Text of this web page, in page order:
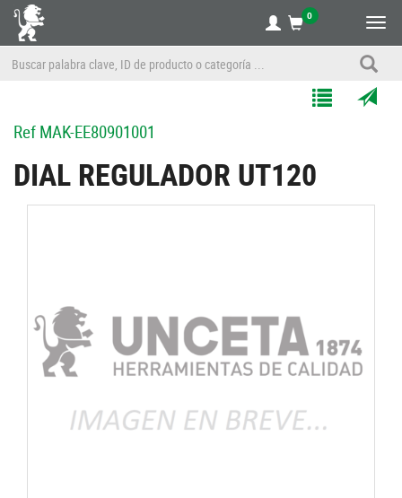
0
un
Listas
RefMAK-EE80901001
DIAL REGULADOR UT120